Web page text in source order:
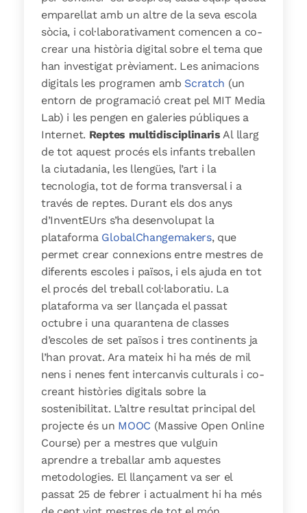
emparellat amb un altre de la seva escola
sòcia, i col·laborativament comencen a co-
crear una història digital sobre el tema que
han investigat prèviament. Les animacions
digitals les programen amb Scratch (un
entorn de programació creat pel MIT Media
Lab) i les pengen en galeries públiques a
Internet. Reptes multidisciplinaris Al llarg
de tot aquest procés els infants treballen
la ciutadania, les llengües, l’art i la
tecnologia, tot de forma transversal i a
través de reptes. Durant els dos anys
d’InventEUrs s’ha desenvolupat la
plataforma GlobalChangemakers, que
permet crear connexions entre mestres de
diferents escoles i països, i els ajuda en tot
el procés del treball col·laboratiu. La
plataforma va ser llançada el passat
octubre i una quarantena de classes
d’escoles de set països i tres continents ja
l’han provat. Ara mateix hi ha més de mil
nens i nenes fent intercanvis culturals i co-
creant històries digitals sobre la
sostenibilitat. L’altre resultat principal del
projecte és un MOOC (Massive Open Online
Course) per a mestres que vulguin
aprendre a treballar amb aquestes
metodologies. El llançament va ser el
passat 25 de febrer i actualment hi ha més